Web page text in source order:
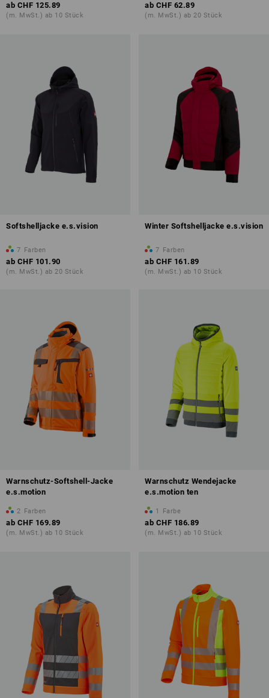
ab CHF 125.89
(m. MwSt.) ab 10 Stück
ab CHF 62.89
(m. MwSt.) ab 20 Stück
Softshelljacke e.s.vision
7 Farben
ab CHF 101.90
(m. MwSt.) ab 20 Stück
Winter Softshelljacke e.s.vision
7 Farben
ab CHF 161.89
(m. MwSt.) ab 10 Stück
Warnschutz-Softshell-Jacke
e.s.motion
2 Farben
ab CHF 169.89
(m. MwSt.) ab 10 Stück
Warnschutz Wendejacke
e.s.motion ten
1 Farbe
ab CHF 186.89
(m. MwSt.) ab 10 Stück